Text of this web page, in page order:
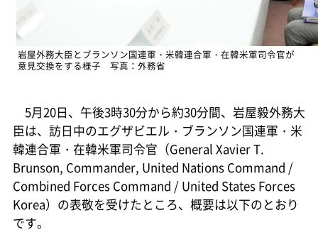
岩屋外務大臣とブランソン国連軍・米韓連合軍・在韓米軍司令官が
意見交換をする様子 写真：外務省
5月20日、午後3時30分から約30分間、岩屋毅外務大
臣は、訪日中のエグザビエル・ブランソン国連軍・米
韓連合軍・在韓米軍司令官（General Xavier T.
Brunson, Commander, United Nations Command /
Combined Forces Command / United States Forces
Korea）の表敬を受けたところ、概要は以下のとおり
です。